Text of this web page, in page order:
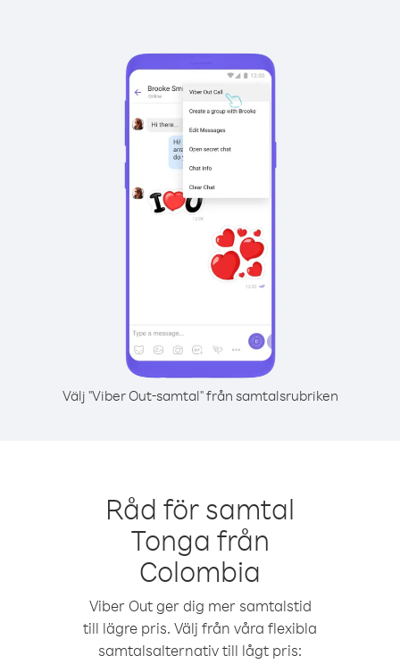
Välj "Viber Out-samtal" från samtalsrubriken
Råd för samtal
Tonga från
Colombia
Viber Out ger dig mer samtalstid
till lägre pris. Välj från våra flexibla
samtalsalternativ till lågt pris: